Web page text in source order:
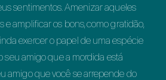
sentimentos. Amenizar aqueles
e amplificar os bons, como gratidão,
exercer o papel de uma espécie
seu amigo que a mordida está
amigo que você se arrepende do